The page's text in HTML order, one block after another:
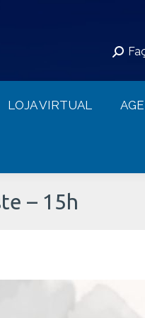
LOJA VIRTUAL
– 15h